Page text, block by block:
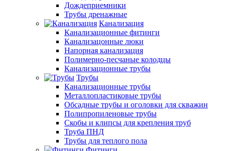
Дождеприемники
Трубы дренажные
Канализация
Канализационные фитинги
Канализацонные люки
Напорная канализация
Полимерно-песчаные колодцы
Канализационные трубы
Трубы
Канализационные трубы
Металлопластиковые трубы
Обсадные трубы и оголовки для скважин
Полипропиленовые трубы
Скобы и клипсы для крепления труб
Труба ПНД
Трубы для теплого пола